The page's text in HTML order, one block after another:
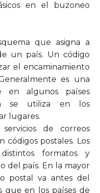
en el buzoneo
que asigna a
un país. Un código
el encaminamiento
es una
en algunos países
se utiliza en los
lugares.
de correos
códigos postales. Los
formatos y
del país. En la mayor
postal va antes del
que en los países de